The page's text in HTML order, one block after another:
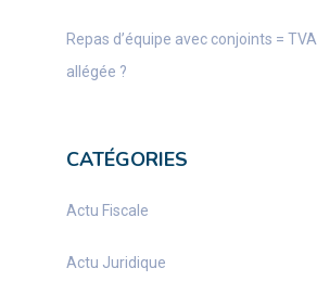
Repas d’équipe avec conjoints = TVA
allégée ?
CATÉGORIES
Actu Fiscale
Actu Juridique